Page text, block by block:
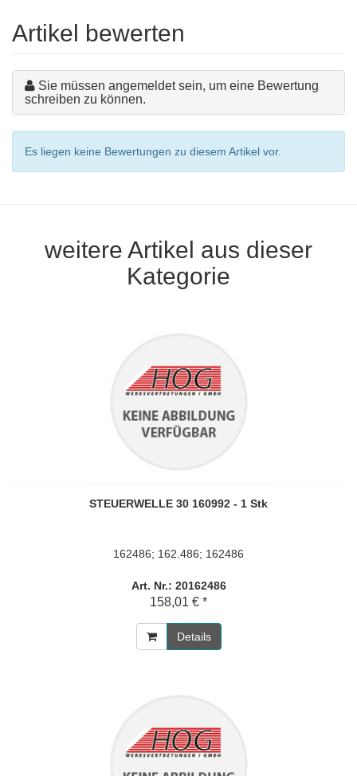
Artikel bewerten
Sie müssen angemeldet sein, um eine Bewertung
schreiben zu können.
Es liegen keine Bewertungen zu diesem Artikel vor.
weitere Artikel aus dieser
Kategorie
STEUERWELLE 30 160992 - 1 Stk
162486; 162.486; 162486
Art. Nr.: 20162486
158,01 € *
Details